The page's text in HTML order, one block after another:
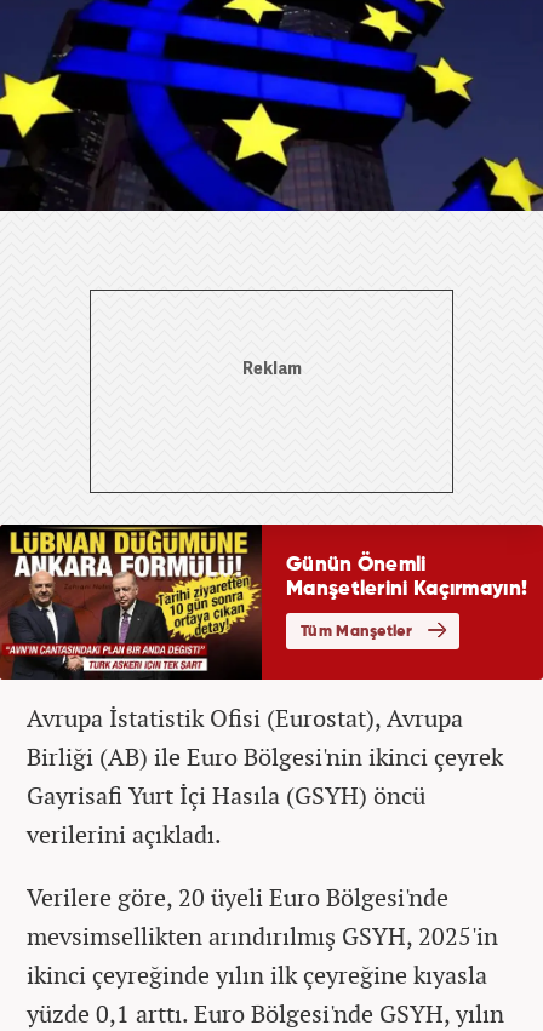
Avrupa İstatistik Ofisi (Eurostat), Avrupa
Birliği (AB) ile Euro Bölgesi'nin ikinci çeyrek
Gayrisafi Yurt İçi Hasıla (GSYH) öncü
verilerini açıkladı.
Verilere göre, 20 üyeli Euro Bölgesi'nde
mevsimsellikten arındırılmış GSYH, 2025'in
ikinci çeyreğinde yılın ilk çeyreğine kıyasla
yüzde 0,1 arttı. Euro Bölgesi'nde GSYH, yılın